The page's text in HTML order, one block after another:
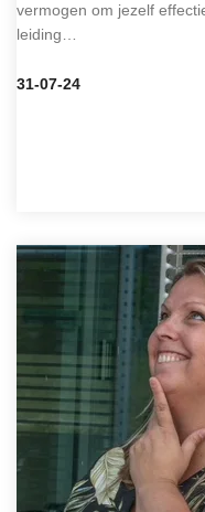
vermogen om jezelf
leiding…
31-07-24